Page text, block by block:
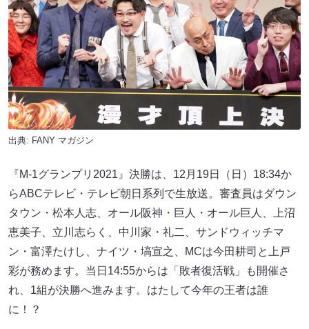
出典: FANY マガジン
『M-1グランプリ2021』決勝は、12月19日（日）18:34か
らABCテレビ・テレビ朝日系列で生放送。審査員はダウン
タウン・松本人志、オール阪神・巨人・オール巨人、上沼
恵美子、立川志らく、中川家・礼二、サンドウィッチマ
ン・富澤たけし、ナイツ・塙宣之、MCは今田耕司と上戸
彩が務めます。当日14:55からは「敗者復活戦」も開催さ
れ、1組が決勝へ進みます。はたして今年の王者は誰
に！？